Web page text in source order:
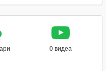
0 видеа